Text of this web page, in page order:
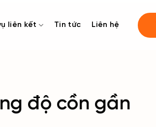
liên kết Tin tức Liên hệ
độ cồn gần